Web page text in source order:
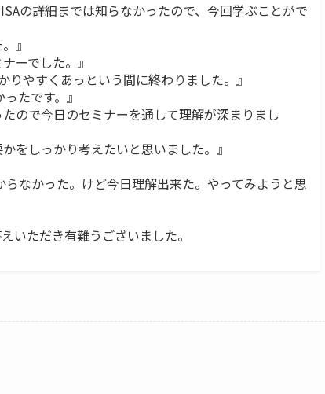
の詳細までは知らなかったので、今回学ぶことがで
』
ーでした。』
りやすくあっという間に終わりました。』
たです。』
ので今日のセミナーを通して理解が深まりまし
をしっかり考えたいと思いました。』
なかった。けど今日理解出来た。やってみようと思
いただき有難うございました。